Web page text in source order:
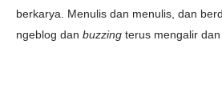
berkarya. Menulis dan menulis, dan
ngeblog dan buzzing terus mengalir dan